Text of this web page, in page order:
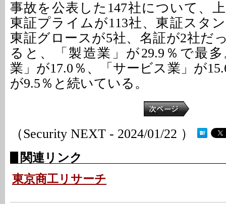
事故を公表した147社について、
東証プライムが113社、東証スタ
東証グロースが5社、名証が2社だ
ると、「製造業」が29.9％で最
業」が17.0％、「サービス業」が
が9.5％と続いている。
（Security NEXT - 2024/01/22 ）
関連リンク
東京商工リサーチ